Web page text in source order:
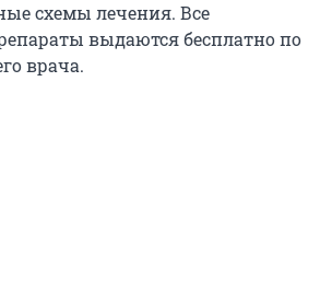
схемы лечения. Все
выдаются бесплатно по
врача.